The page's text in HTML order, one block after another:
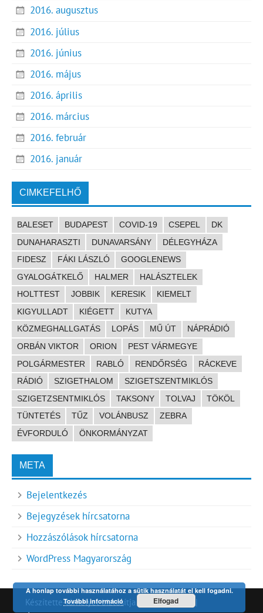
2016. augusztus
2016. július
2016. június
2016. május
2016. április
2016. március
2016. február
2016. január
CIMKEFELHŐ
BALESET BUDAPEST COVID-19 CSEPEL
DK
DUNAHARASZTI
DUNAVARSÁNY
DÉLEGYHÁZA
FIDESZ
FÁKI LÁSZLÓ
GOOGLENEWS
GYALOGÁTKELŐ
HALMER
HALÁSZTELEK
HOLTTEST
JOBBIK KERESIK
KIEMELT
KIGYULLADT
KIÉGETT
KUTYA
KÖZMEGHALLGATÁS
LOPÁS MŰ ÚT
NÁPRÁDIÓ
ORBÁN VIKTOR
ORION
PEST VÁRMEGYE
POLGÁRMESTER
RABLÓ RENDŐRSÉG
RÁCKEVE
RÁDIÓ
SZIGETHALOM
SZIGETSZENTMIKLÓS
SZIGETZSENTMIKLÓS
TAKSONY TOLVAJ
TÖKÖL
TÜNTETÉS
TŰZ VOLÁNBUSZ
ZEBRA
ÉVFORDULÓ
ÖNKORMÁNYZAT
META
Bejelentkezés
Bejegyzések hírcsatorna
Hozzászólások hírcsatorna
WordPress Magyarország
Készítette-tárhelyet biztosítja HDR technet
|
A honlap további használatához a sütik használatát el kell fogadni.
További információ
Elfogad